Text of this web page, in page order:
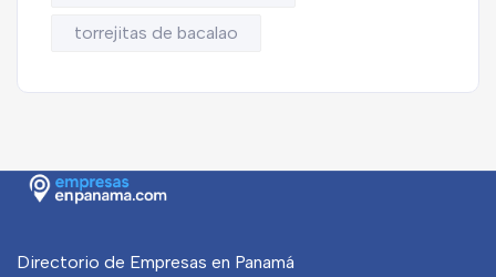
torrejitas de bacalao
Directorio de Empresas en Panamá